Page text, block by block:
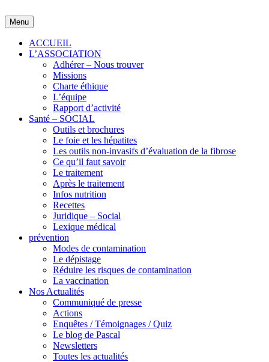
to
content
Menu
ACCUEIL
L’ASSOCIATION
Adhérer – Nous trouver
Missions
Charte éthique
L’équipe
Rapport d’activité
Santé – SOCIAL
Outils et brochures
Le foie et les hépatites
Les outils non-invasifs d’évaluation de la fibrose
Ce qu’il faut savoir
Le traitement
Après le traitement
Infos nutrition
Recettes
Juridique – Social
Lexique médical
prévention
Modes de contamination
Le dépistage
Réduire les risques de contamination
La vaccination
Nos Actualités
Communiqué de presse
Actions
Enquêtes / Témoignages / Quiz
Le blog de Pascal
Newsletters
Toutes les actualités